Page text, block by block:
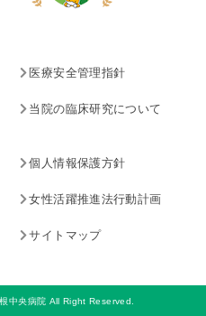
医療安全管理指針
当院の臨床研究について
個人情報保護方針
女性活躍推進法行動計画
サイトマップ
中央病院 All Right Reserved.